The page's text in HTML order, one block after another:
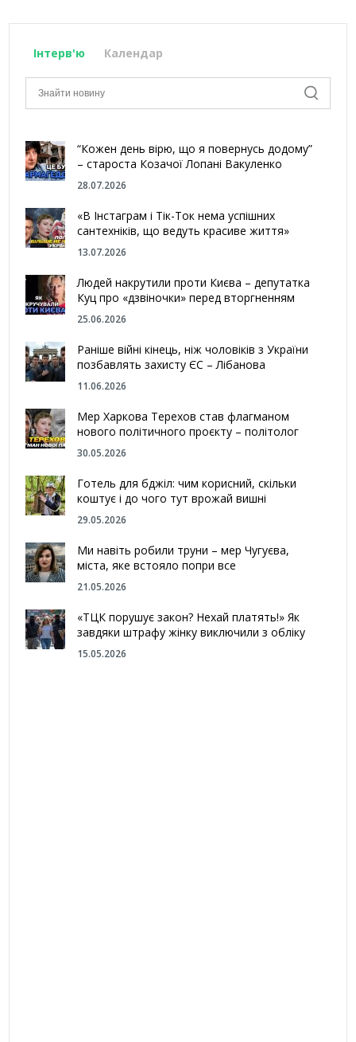
Інтерв'ю Календар
“Кожен день вірю, що я повернусь додому”
– староста Козачої Лопані Вакуленко
28.07.2026
«В Інстаграм і Тік-Ток нема успішних
сантехніків, що ведуть красиве життя»
13.07.2026
Людей накрутили проти Києва – депутатка
Куц про «дзвіночки» перед вторгненням
25.06.2026
Раніше війні кінець, ніж чоловіків з України
позбавлять захисту ЄС – Лібанова
11.06.2026
Мер Харкова Терехов став флагманом
нового політичного проєкту – політолог
30.05.2026
Готель для бджіл: чим корисний, скільки
коштує і до чого тут врожай вишні
29.05.2026
Ми навіть робили труни – мер Чугуєва,
міста, яке встояло попри все
21.05.2026
«ТЦК порушує закон? Нехай платять!» Як
завдяки штрафу жінку виключили з обліку
15.05.2026